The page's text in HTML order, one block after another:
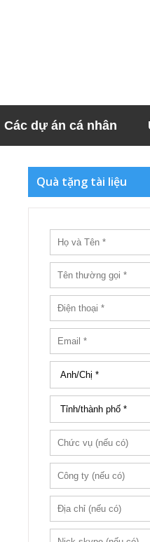
Các dự án cá nhân
Quà tặng tài liệu